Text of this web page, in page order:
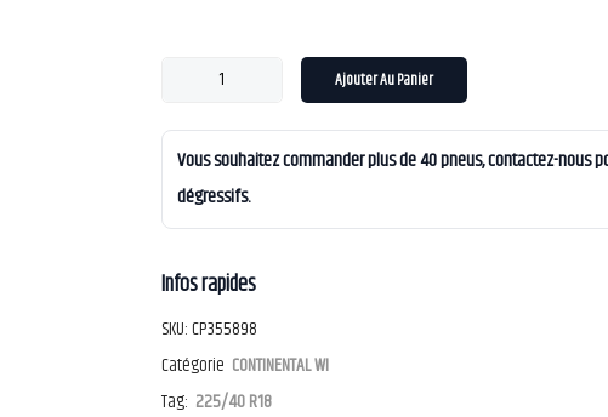
Ajouter Au Panier
Vous souhaitez commander plus de 40 pneus, contactez-nous
dégressifs.
Infos rapides
SKU:CP355898
Catégorie CONTINENTAL WI
Tag: 225/40 R18